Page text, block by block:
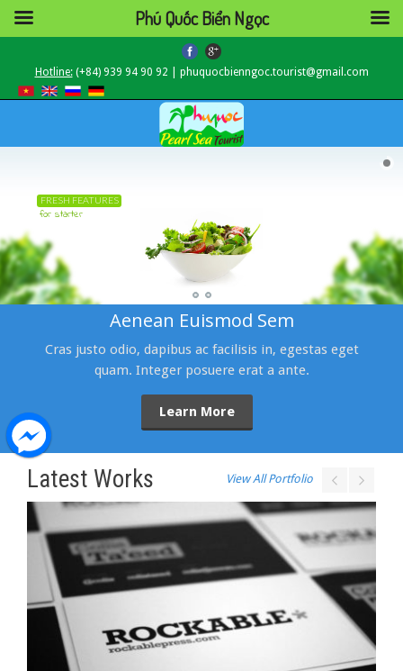
Hotline:(+84) 939 94 90 92 | phuquocbienngoc.tourist@gmail.com
FRESH FEATURES
for starter
Aenean Euismod Sem
Cras justo odio, dapibus ac facilisis in, egestas eget
quam. Integer posuere erat a ante.
Learn More
Latest Works View All Portfolio
Phú Quốc Biển Ngọc